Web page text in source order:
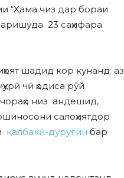
“Ҳама чиз дар бораи
23 саҳифара
шадид кор кунанд: аз
чӣ ҳодиса рӯй
низ андешид,
салоҳиятдор
қалбакӣ-дуруғин бар